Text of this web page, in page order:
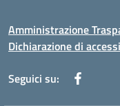
Amministrazione
Dichiarazione di
Seguici su: